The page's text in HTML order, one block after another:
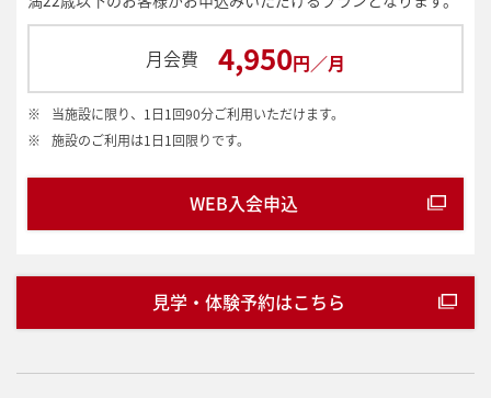
月会費 4,950円／月
※
当施設に限り、1日1回90分ご利用いただけます。
※
施設のご利用は1日1回限りです。
WEB入会申込
見学・体験予約はこちら